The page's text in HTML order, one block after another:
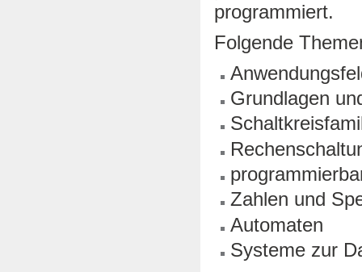
programmiert.
Folgende
Grundlagen
Zahlen und
Automaten
Systeme zur